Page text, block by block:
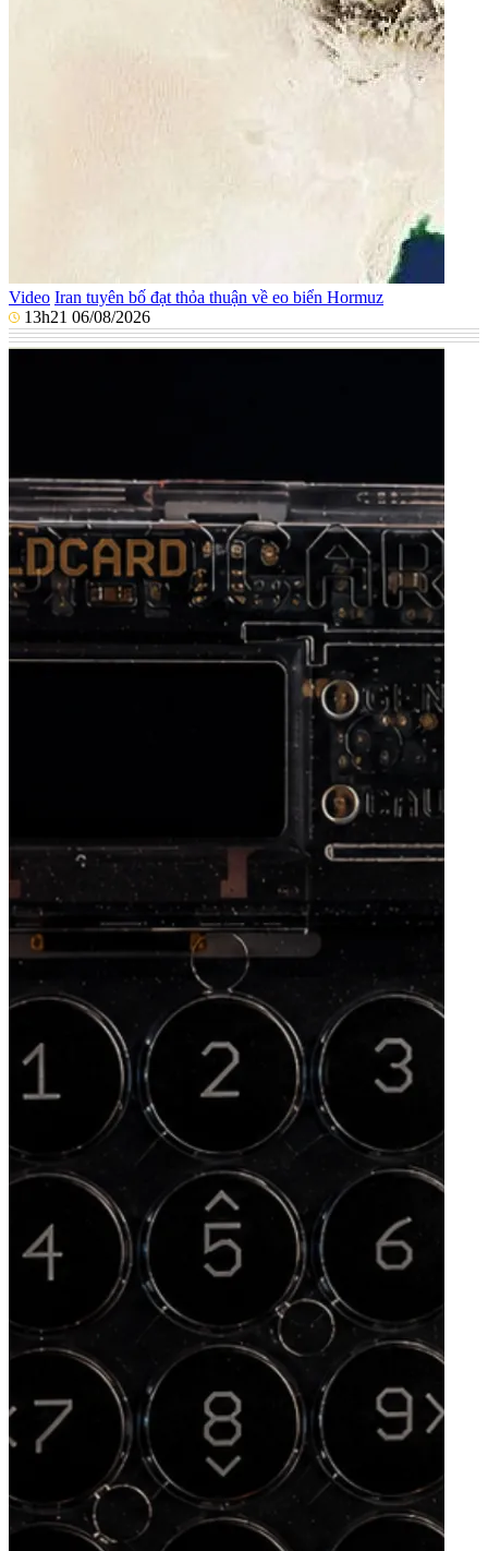
Video Iran tuyên bố đạt thỏa thuận về eo biển Hormuz
13h21 06/08/2026